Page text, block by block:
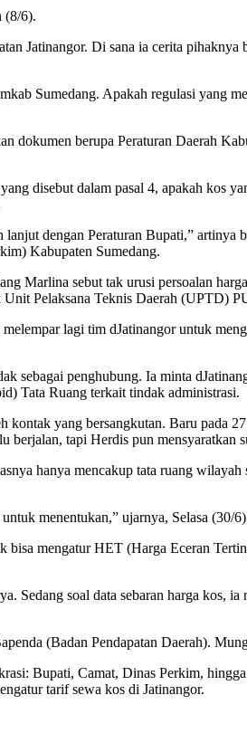
(8/6).
Jatinangor. Di sana ia cerita
Sumedang. Apakah regulasi yang
berupa Peraturan Daerah
disebut dalam pasal 4, apakah kos
dengan Peraturan Bupati,” artinya
Kabupaten Sumedang.
Marlina sebut tak urusi persoalan
Pelaksana Teknis Daerah (UPTD)
lagi tim dJatinangor untuk
penghubung. Ia minta
Tata Ruang terkait tindak administrasi.
yang bersangkutan. Baru pada
tapi Herdis pun mensyaratkan
hanya mencakup tata ruang
menentukan,” ujarnya, Selasa (30/
mengatur HET (Harga Eceran
Sedang soal data sebaran harga kos,
(Badan Pendapatan Daerah).
Bupati, Camat, Dinas Perkim,
tarif sewa kos di Jatinangor.